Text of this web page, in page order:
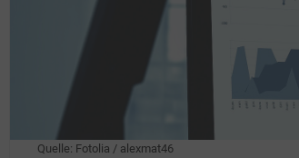
Quelle: Fotolia / alexmat46